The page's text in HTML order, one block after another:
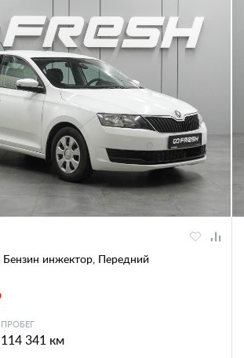
инжектор, Передний
ПРОБЕГ
114 341 км